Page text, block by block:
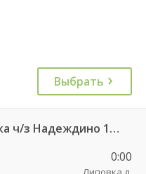
Выбрать
Воротынец — Красная Горка ч/з Надеждино 103
0:00